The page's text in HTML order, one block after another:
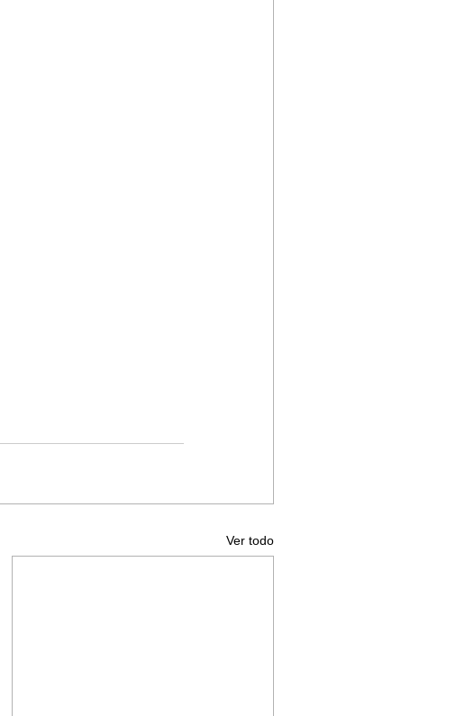
Ver todo